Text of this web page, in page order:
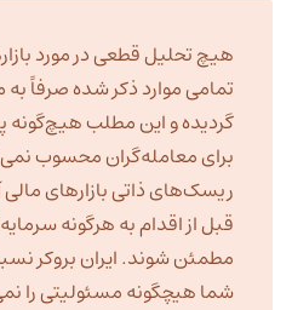
هیچ تحلیل قطعی در مورد
تمامی موارد ذکر شده صرفاً
گردیده و این مطلب هیچ‌گونه
برای معامله‌گران محسوب
ریسک‌های ذاتی بازارهای
قبل از اقدام به هرگونه
مطمئن شوند. ایران بروکر
شما هیچگونه مسئولیتی را